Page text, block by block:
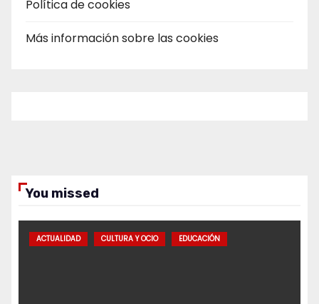
Política de cookies
Más información sobre las cookies
You missed
ACTUALIDAD CULTURA Y OCIO EDUCACIÓN